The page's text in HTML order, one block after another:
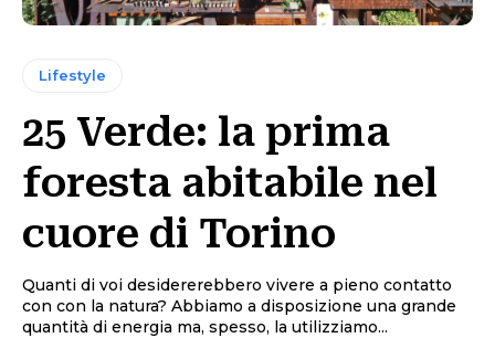
Lifestyle
25 Verde: la prima
foresta abitabile nel
cuore di Torino
Quanti di voi desidererebbero vivere a pieno contatto
con con la natura? Abbiamo a disposizione una grande
quantità di energia ma, spesso, la utilizziamo...